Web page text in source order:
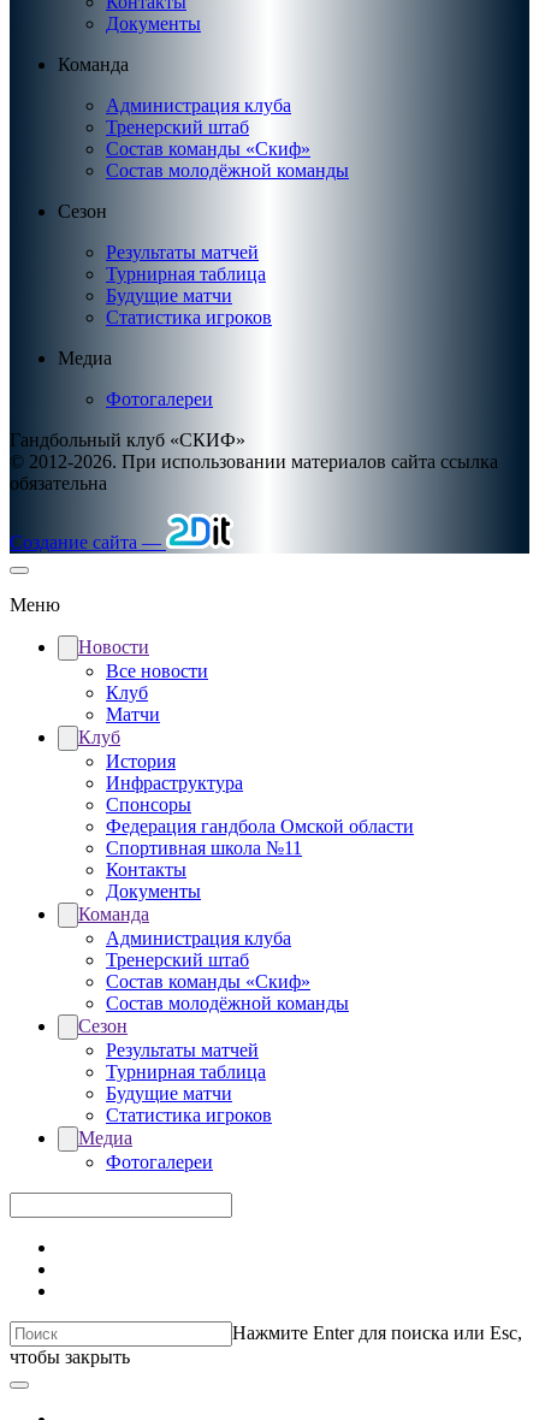
Документы
Команда
Администрация клуба
Тренерский штаб
Состав команды «Скиф»
Состав молодёжной команды
Сезон
Результаты матчей
Турнирная таблица
Будущие матчи
Статистика игроков
Медиа
Фотогалереи
Гандбольный клуб «СКИФ»
© 2012-2026. При использовании материалов сайта ссылка
обязательна
Создание сайта —
Меню
Новости
Все новости
Клуб
Матчи
Клуб
История
Инфраструктура
Спонсоры
Федерация гандбола Омской области
Спортивная школа №11
Контакты
Документы
Команда
Администрация клуба
Тренерский штаб
Состав команды «Скиф»
Состав молодёжной команды
Сезон
Результаты матчей
Турнирная таблица
Будущие матчи
Статистика игроков
Медиа
Фотогалереи
Нажмите Enter для поиска или Esc,
чтобы закрыть